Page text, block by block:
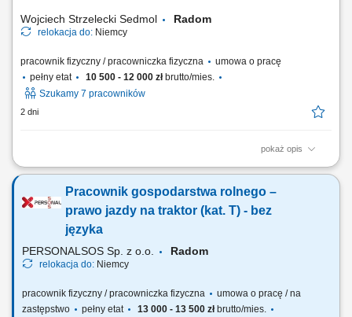
Wojciech Strzelecki Sedmol Radom
relokacja do: Niemcy
pracownik fizyczny / pracowniczka fizyczna
umowa o pracę
pełny etat
10 500 - 12 000 złbrutto/mies.
Szukamy 7 pracowników
2 dni
pokaż opis
Opis stanowiska zawieszanie i ściąganie elementów metalowych na
Pracownik gospodarstwa rolnego –
prawo jazdy na traktor (kat. T) - bez
języka
PERSONALSOS Sp. z o.o. Radom
relokacja do: Niemcy
pracownik fizyczny / pracowniczka fizyczna
umowa o pracę / na
zastępstwo
pełny etat 13 000 - 13 500 złbrutto/mies.